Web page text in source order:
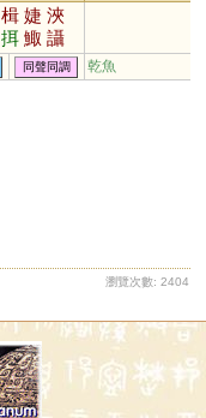
楫 婕 浹
挕 鯫 讘
同聲同調 乾魚
瀏覽次數: 2404